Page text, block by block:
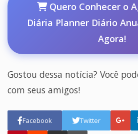
Quero Conhecer o
Diária Planner Diário
Agora!
Gostou dessa notícia? Você
com seus amigos!
Facebook Twitter